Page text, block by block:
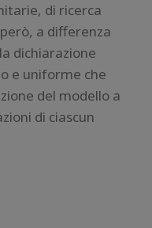
di ricerca
a differenza
dichiarazione
e uniforme che
del modello a
di ciascun